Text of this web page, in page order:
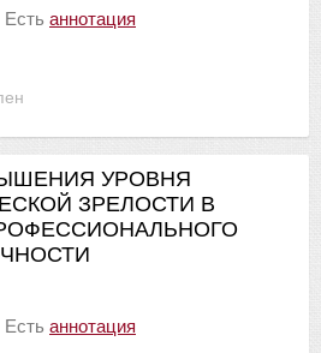
Есть аннотация
УРОВНЯ
ЗРЕЛОСТИ В
Есть аннотация